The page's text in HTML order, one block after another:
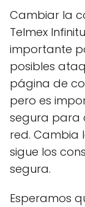
Cambiar la
Telmex
importante
posibles
página de
pero es
segura para
red. Cambia
sigue los
segura.
Esperamos